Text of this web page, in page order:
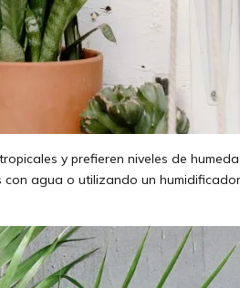
y prefieren niveles de
agua o utilizando un